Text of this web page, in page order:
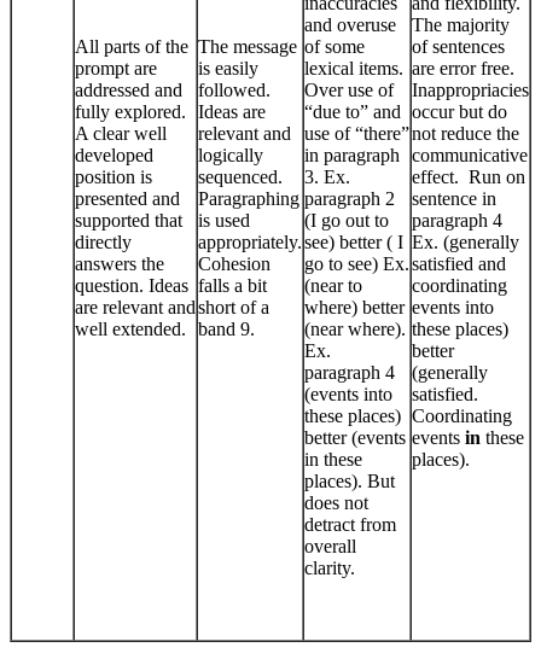
All parts of the
prompt are
addressed and
fully explored.
A clear well
developed
position is
presented and
supported that
directly
answers the
question. Ideas
are relevant and
well extended.
The message
is easily
followed.
Ideas are
relevant and
logically
sequenced.
Paragraphing
is used
appropriately.
Cohesion
falls a bit
short of a
band 9.
and overuse
of some
lexical items.
Over use of
“due to” and
use of “there”
in paragraph
3. Ex.
paragraph 2
(I go out to
see) better ( I
go to see) Ex.
(near to
where) better
(near where).
Ex.
paragraph 4
(events into
these places)
better (events
in these
places). But
does not
detract from
overall
clarity.
The majority
of sentences
are error free.
Inappropriacies
occur but do
not reduce the
communicative
effect. Run on
sentence in
paragraph 4
Ex. (generally
satisfied and
coordinating
events into
these places)
better
(generally
satisfied.
Coordinating
events in these
places).